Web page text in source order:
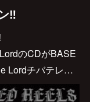
‼️
のCDがBASE
Lordチバテレ…